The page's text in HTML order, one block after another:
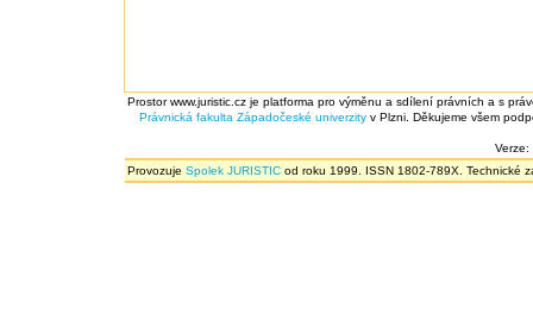
Prostor www.juristic.cz je platforma pro výměnu a sdílení právních a s
Právnická fakulta Západočeské univerzity v Plzni. Děkujeme všem
Verze:
Provozuje Spolek JURISTIC od roku 1999. ISSN 1802-789X. Technické